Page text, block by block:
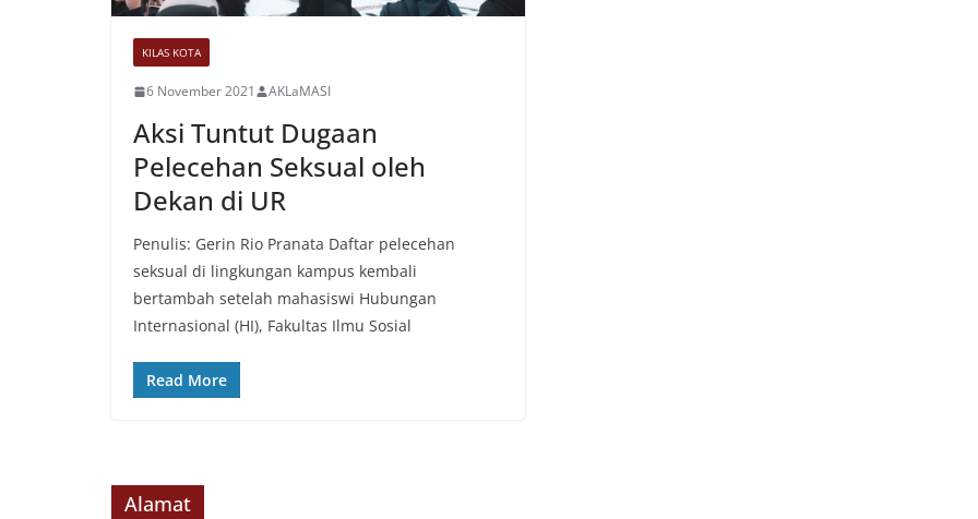
KILAS KOTA
6 November 2021 AKLaMASI
Aksi Tuntut Dugaan
Pelecehan Seksual oleh
Dekan di UR
Penulis: Gerin Rio Pranata Daftar pelecehan
seksual di lingkungan kampus kembali
bertambah setelah mahasiswi Hubungan
Internasional (HI), Fakultas Ilmu Sosial
Read More
Alamat